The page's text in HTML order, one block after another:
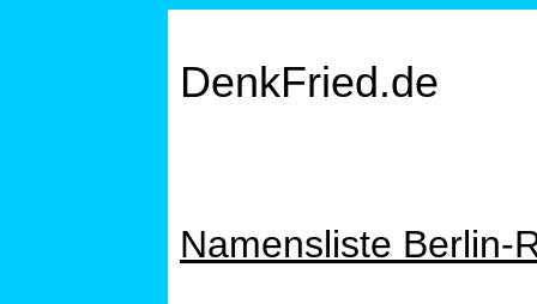
DenkFried.de
Namensliste Berlin-